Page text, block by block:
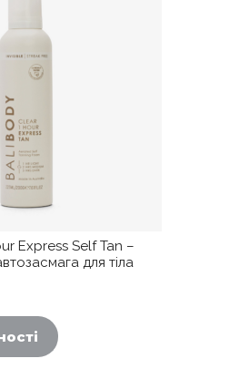
Express Self Tan –
для тіла